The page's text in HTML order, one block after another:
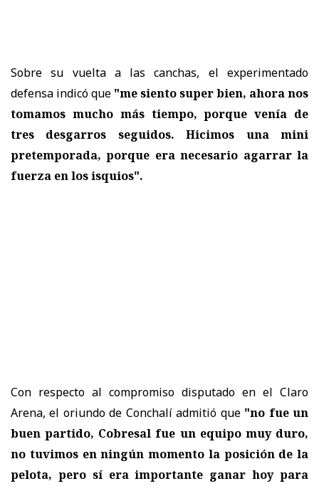
Sobre su vuelta a las canchas, el experimentado
defensa indicó que "me siento super bien, ahora nos
tomamos mucho más tiempo, porque venía de
tres desgarros seguidos. Hicimos una mini
pretemporada, porque era necesario agarrar la
fuerza en los isquios".
Con respecto al compromiso disputado en el Claro
Arena, el oriundo de Conchalí admitió que "no fue un
buen partido, Cobresal fue un equipo muy duro,
no tuvimos en ningún momento la posición de la
pelota, pero sí era importante ganar hoy para